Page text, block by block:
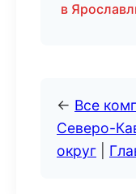
в
← Все
Северо-
округ